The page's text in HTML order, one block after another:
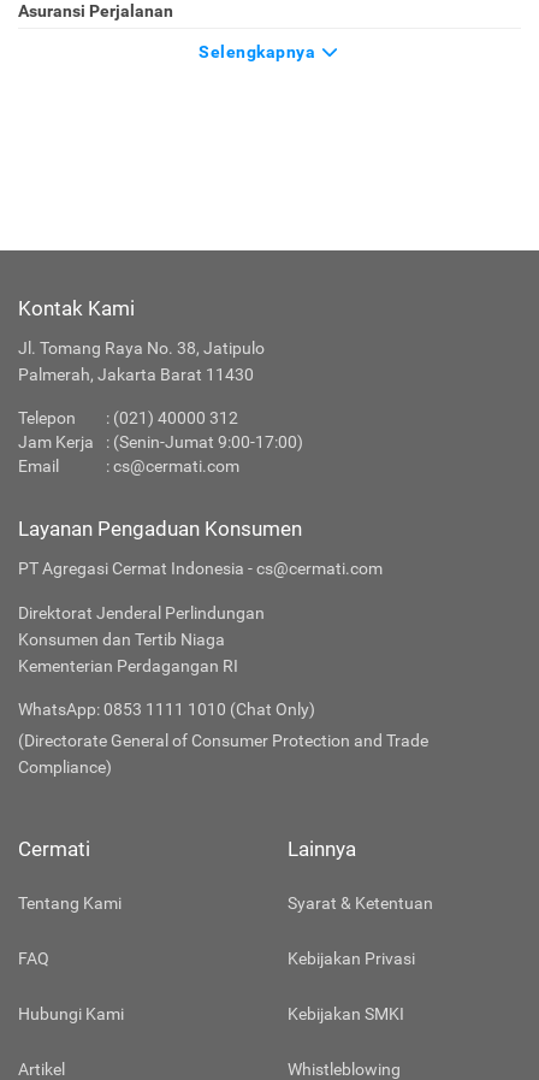
Asuransi Perjalanan
Selengkapnya
Kontak Kami
Jl. Tomang Raya No. 38, Jatipulo
Palmerah, Jakarta Barat 11430
Telepon : (021) 40000 312
Jam Kerja
: (Senin-Jumat 9:00-17:00)
Email
:cs@cermati.com
Layanan Pengaduan Konsumen
PT Agregasi Cermat Indonesia - cs@cermati.com
Direktorat Jenderal Perlindungan
Konsumen dan Tertib Niaga
Kementerian Perdagangan RI
WhatsApp: 0853 1111 1010 (Chat Only)
(Directorate General of Consumer Protection and Trade
Compliance)
Cermati
Tentang Kami
FAQ
Hubungi Kami
Artikel
Lainnya
Syarat & Ketentuan
Kebijakan Privasi
Kebijakan SMKI
Whistleblowing